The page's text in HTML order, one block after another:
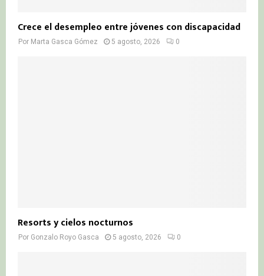
Crece el desempleo entre jóvenes con discapacidad
Por Marta Gasca Gómez 5 agosto, 2026 0
Resorts y cielos nocturnos
Por Gonzalo Royo Gasca 5 agosto, 2026 0